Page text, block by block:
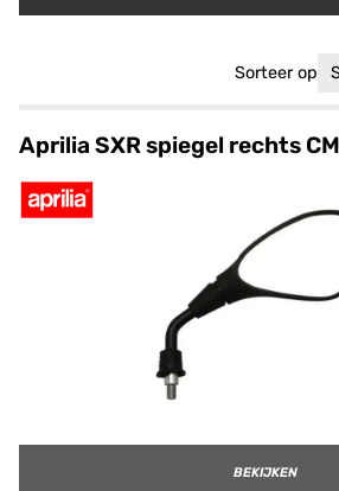
Sorteer op
Aprilia SXR spiegel rechts
BEKIJKEN